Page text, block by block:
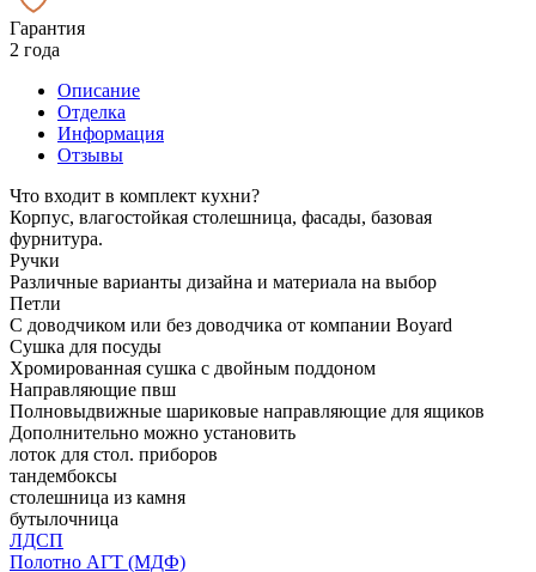
Гарантия
2 года
Описание
Отделка
Информация
Отзывы
Что входит в комплект кухни?
Корпус, влагостойкая столешница, фасады, базовая
фурнитура.
Ручки
Различные варианты дизайна и материала на выбор
Петли
С доводчиком или без доводчика от компании Boyard
Сушка для посуды
Хромированная сушка с двойным поддоном
Направляющие пвш
Полновыдвижные шариковые направляющие для ящиков
Дополнительно можно установить
лоток для стол. приборов
тандембоксы
столешница из камня
бутылочница
ЛДСП
Полотно АГТ (МДФ)